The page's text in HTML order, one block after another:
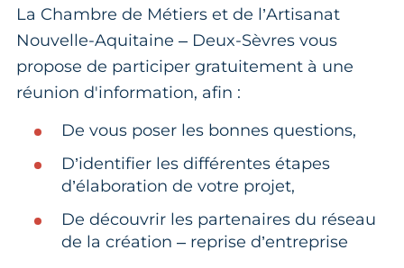
La Chambre de Métiers et de l’Artisanat
Nouvelle-Aquitaine – Deux-Sèvres vous
propose de participer gratuitement à une
réunion d'information, afin :
De vous poser les bonnes questions,
D’identifier les différentes étapes
d’élaboration de votre projet,
De découvrir les partenaires du réseau
de la création – reprise d’entreprise